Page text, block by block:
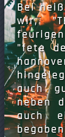
Bei
wir,
"fete
auch
neben
auch